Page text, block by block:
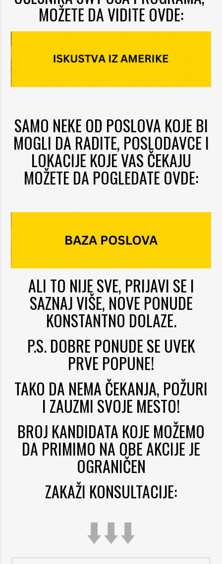
MOŽETE DA VIDITE OVDE:
SAMO NEKE OD POSLOVA KOJE BI
MOGLI DA RADITE, POSLODAVCE I
LOKACIJE KOJE VAS ČEKAJU
MOŽETE DA POGLEDATE OVDE:
ALI TO NIJE SVE, PRIJAVI SE I
SAZNAJ VIŠE, NOVE PONUDE
KONSTANTNO DOLAZE.
P.S. DOBRE PONUDE SE UVEK
PRVE POPUNE!
TAKO DA NEMA ČEKANJA, POŽURI
I ZAUZMI SVOJE MESTO!
BROJ KANDIDATA KOJE MOŽEMO
DA PRIMIMO NA OBE AKCIJE JE
OGRANIČEN
ZAKAŽI KONSULTACIJE:
⬇️⬇️⬇️